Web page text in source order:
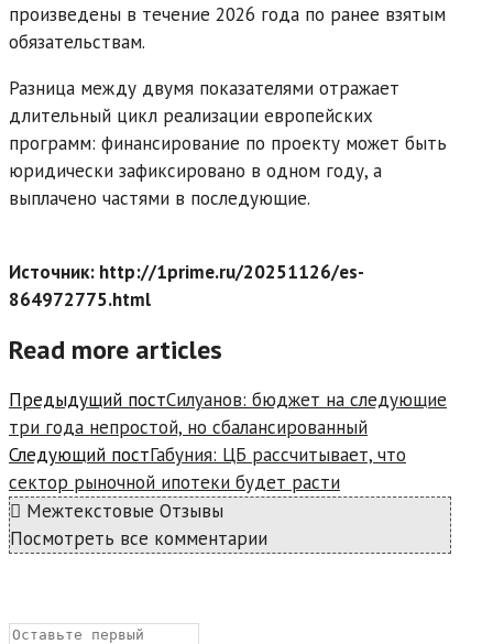
произведены в течение 2026 года по ранее взятым
обязательствам.
Разница между двумя показателями отражает
длительный цикл реализации европейских
программ: финансирование по проекту может быть
юридически зафиксировано в одном году, а
выплачено частями в последующие.
Источник: http://1prime.ru/20251126/es-
864972775.html
Read more articles
Предыдущий постСилуанов: бюджет на следующие
три года непростой, но сбалансированный
Следующий постГабуния: ЦБ рассчитывает, что
сектор рыночной ипотеки будет расти
Межтекстовые Отзывы
Посмотреть все комментарии